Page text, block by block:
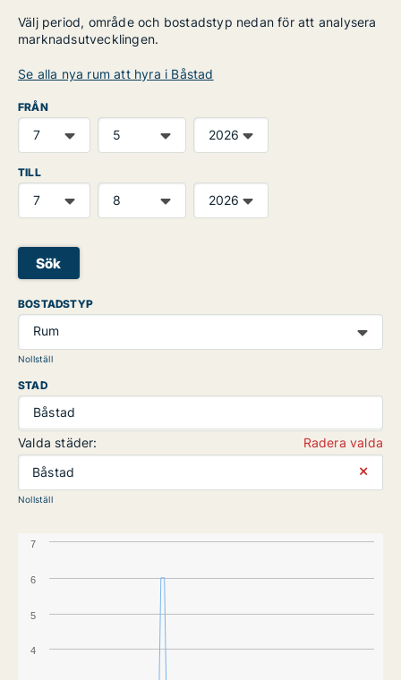
Välj period, område och bostadstyp nedan för att analysera
marknadsutvecklingen.
Se alla nya rum att hyra i Båstad
FRÅN
TILL
Sök
BOSTADSTYP
Rum
Nollställ
STAD
Båstad
Valda städer:
Radera valda
Båstad
⨯
Nollställ
4
5
6
7